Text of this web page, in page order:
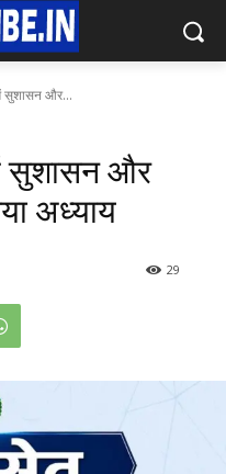
सुशासन और...
सुशासन और
अध्याय
29